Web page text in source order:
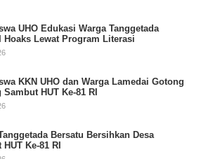
UHO Edukasi Warga Tanggetada
Hoaks Lewat Program Literasi
KKN UHO dan Warga Lamedai Gotong
Sambut HUT Ke-81 RI
Bersatu Bersihkan Desa
Ke-81 RI